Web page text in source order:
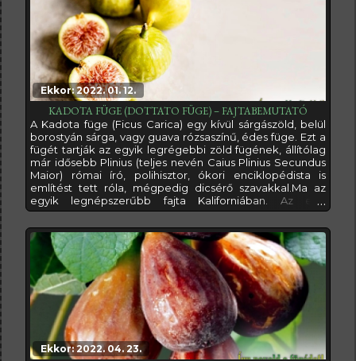
Ekkor: 2022. 01. 12.
KADOTA FÜGE (DOTTATO FÜGE) – FAJTABEMUTATÓ
A Kadota füge (Ficus Carica) egy kívül sárgászöld, belül
borostyán sárga, vagy guava rózsaszínű, édes füge. Ezt a
fügét tartják az egyik legrégebbi zöld fügének, állítólag
már idősebb Plinius (teljes nevén Caius Plinius Secundus
Maior) római író, polihisztor, ókori enciklopédista is
említést tett róla, mégpedig dicsérő szavakkal.Ma az
egyik legnépszerűbb fajta Kaliforniában. Az első
kaliforniai megjelenésének időpontja ugyan nem ismert,
de valószínűsíthető, hogy a San Joaquin-völgy lábánál
fekvő olasz telepesek ültethettek belőle több példányt a
Ekkor: 2022. 04. 23.